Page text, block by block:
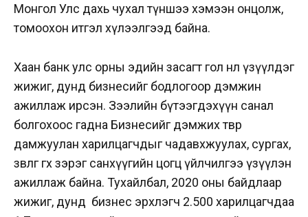
Монгол Улс дахь чухал түншээ хэмээн онцолж,
томоохон итгэл хүлээлгээд байна.
Хаан банк улс орны эдийн засагт гол нөлөө үзүүлдэг
жижиг, дунд бизнесийг бодлогоор дэмжин
ажиллаж ирсэн. Зээлийн бүтээгдэхүүн санал
болгохоос гадна Бизнесийг дэмжих төвөөрөө
дамжуулан харилцагчдыг чадавхжуулах, сургах,
зөвлөгөө өгөх зэрэг санхүүгийн цогц үйлчилгээ үзүүлэн
ажиллаж байна. Тухайлбал, 2020 оны байдлаар
жижиг, дунд бизнес эрхлэгч 2.500 харилцагчдаа